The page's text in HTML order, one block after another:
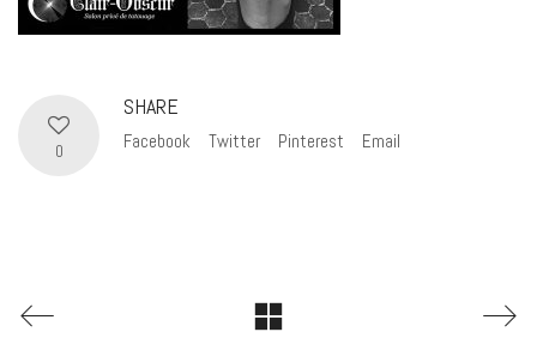
0
SHARE
Facebook Twitter Pinterest Email